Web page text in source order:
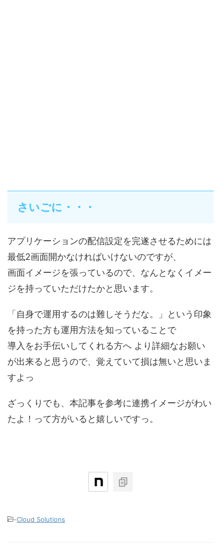
さいごに・・・
アプリケーションの配信設定を完遂させるためには
最低2画面開かなければいけないのですが、
画面イメージを張っているので、なんとなくイメー
ジを持っていただけたかと思います。
「自身で運用するのは難しそうだな。」という印象
を持った方も運用方法を知っていることで
導入をお手伝いしてくれる方へ より詳細なお願い
が出来ると思うので、覚えていて損は無いと思いま
すよっ
ざっくりでも、本記事を参考に連携イメージがわい
たよ！って方がいると嬉しいですっ。
-Cloud Solutions